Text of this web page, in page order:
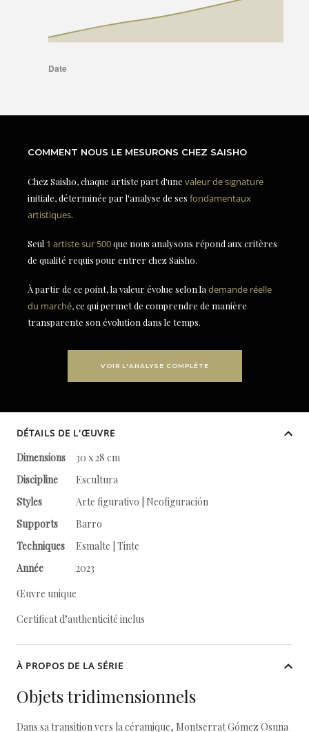
COMMENT NOUS LE MESURONS CHEZ SAISHO
Chez Saisho, chaque artiste part d'une valeur de signature
initiale, déterminée par l'analyse de ses fondamentaux
artistiques.
Seul 1 artiste sur 500que nous analysons répond aux critères
de qualité requis pour entrer chez Saisho.
À partir de ce point, la valeur évolue selon la demande réelle
du marché, ce qui permet de comprendre de manière
transparente son évolution dans le temps.
VOIR L'ANALYSE COMPLÈTE
DÉTAILS DE L'ŒUVRE
Dimensions
30 x 28 cm
Discipline
Escultura
Styles
Arte figurativo | Neofiguración
Supports
Barro
Techniques
Esmalte | Tinte
Année
2023
Œuvre unique
Certificat d’authenticité inclus
À PROPOS DE LA SÉRIE
Objets tridimensionnels
Dans sa transition vers la céramique, Montserrat Gómez Osuna